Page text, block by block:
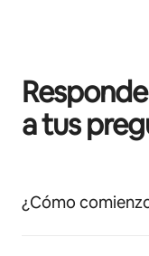
a tus
¿Cómo